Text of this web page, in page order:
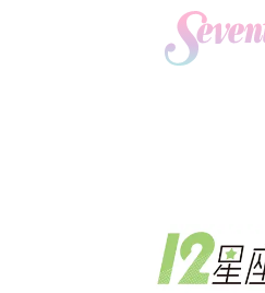
ファッションニュース